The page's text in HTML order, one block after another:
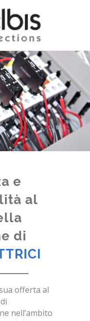
e
al
di
offerta al
nell’ambito